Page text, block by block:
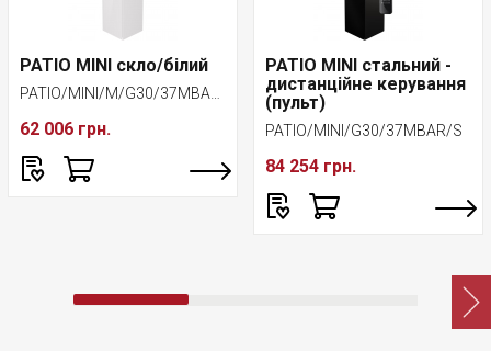
PATIO MINI скло/білий
62 006 грн.
PATIO MINI стальний -
дистанційне керування
(пульт)
PATIO/MINI/G30/37MBAR/S
84 254 грн.